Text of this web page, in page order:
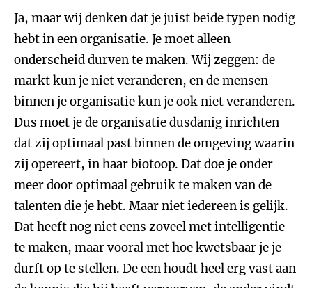
Ja, maar wij denken dat je juist beide typen nodig
hebt in een organisatie. Je moet alleen
onderscheid durven te maken. Wij zeggen: de
markt kun je niet veranderen, en de mensen
binnen je organisatie kun je ook niet veranderen.
Dus moet je de organisatie dusdanig inrichten
dat zij optimaal past binnen de omgeving waarin
zij opereert, in haar biotoop. Dat doe je onder
meer door optimaal gebruik te maken van de
talenten die je hebt. Maar niet iedereen is gelijk.
Dat heeft nog niet eens zoveel met intelligentie
te maken, maar vooral met hoe kwetsbaar je je
durft op te stellen. De een houdt heel erg vast aan